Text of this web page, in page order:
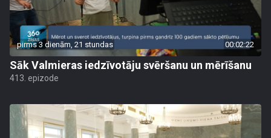
pirms 3 dienām, 21 stundas 00:02:22
Sāk Valmieras iedzīvotāju svēršanu un mērīšanu
413. epizode